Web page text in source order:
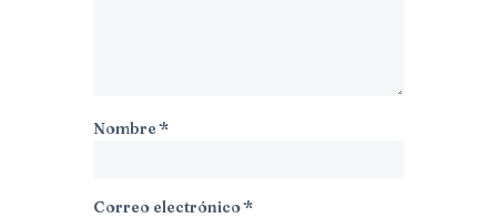
Nombre*
Correo electrónico*